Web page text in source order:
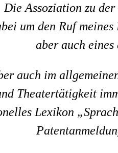
Die Assoziation zu
um den Ruf
aber auch
auch im
Theatertätigkeit
Lexikon